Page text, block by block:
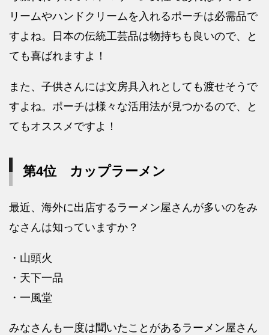
リームやハンドクリームを入れるポーチは必需品で
すよね。日本の伝統工芸品は物持ちも良いので、と
ても喜ばれますよ！
また、子供さんには文房具入れとしても渡せそうで
すよね。ポーチは様々な活用法が見つかるので、と
てもオススメですよ！
第4位 カップラーメン
最近、海外に出店するラーメン屋さんが多いのをみ
なさんは知っていますか？
・山頭火
・天下一品
・一風堂
みなさんも一度は聞いたことがあるラーメン屋さん